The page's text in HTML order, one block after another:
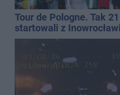
Tour de Pologne. Tak
startowali z